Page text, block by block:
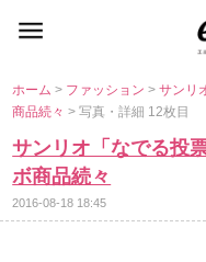
ホーム> ファッション>サンリ
商品続々> 写真・詳細 12枚目
サンリオ「なでる投
ボ商品続々
2016-08-18 18:45